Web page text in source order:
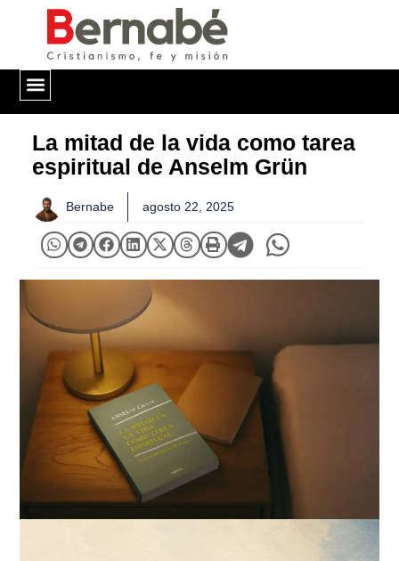
La mitad de la vida como tarea
espiritual de Anselm Grün
Bernabe agosto 22, 2025